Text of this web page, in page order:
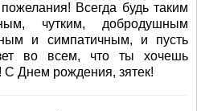
Всегда будь таким
чутким, добродушным
и симпатичным, и пусть
во всем, что ты хочешь
С Днем рождения, зятек!